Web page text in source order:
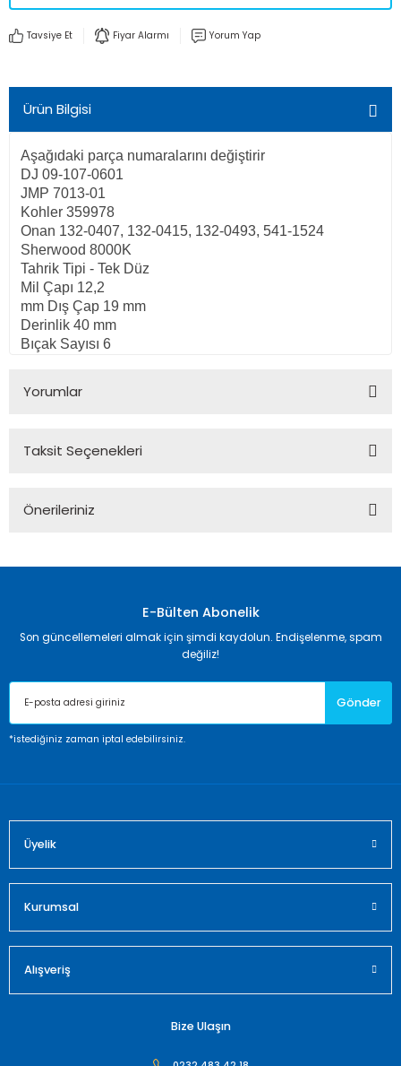
Tavsiye Et Fiyar Alarmı Yorum Yap
Ürün Bilgisi
Aşağıdaki parça numaralarını değiştirir
DJ 09-107-0601
JMP 7013-01
Kohler 359978
Onan 132-0407, 132-0415, 132-0493, 541-1524
Sherwood 8000K
Tahrik Tipi - Tek Düz
Mil Çapı 12,2
mm Dış Çap 19 mm
Derinlik 40 mm
Bıçak Sayısı 6
Yorumlar
Taksit Seçenekleri
Önerileriniz
Görüş ve önerileriniz için teşekkür ederiz.
Ürün resmi kalitesiz, bozuk veya görüntülenemiyor.
Ürün açıklamasında eksik bilgiler bulunuyor.
Ürün bilgilerinde hatalar bulunuyor.
E-Bülten Abonelik
Son güncellemeleri almak için şimdi kaydolun. Endişelenme, spam
değiliz!
Gönder
*istediğiniz zaman iptal edebilirsiniz.
Üyelik
Kurumsal
Alışveriş
Bize Ulaşın